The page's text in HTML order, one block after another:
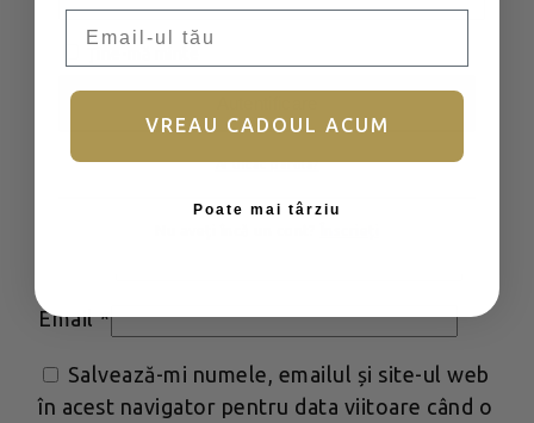
Email*
Salvează-mi numele, emailul și site-ul web
în acest navigator pentru data viitoare când o
Ai uitat parola?
VREAU CADOUL ACUM
Poate mai târziu